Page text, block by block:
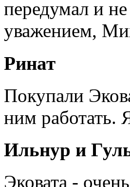
передумал и
уважением,
Ринат
Покупали
ним работать.
Ильнур и
Эковата -